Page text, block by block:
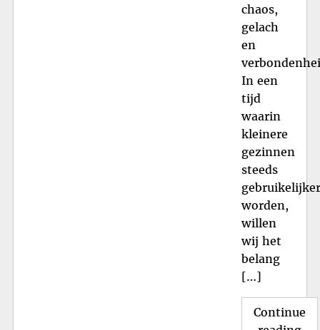
chaos,
gelach
en
In een
tijd
waarin
kleinere
gezinnen
steeds
gebruikelijker
worden,
willen
wij het
belang
[…]
Continue